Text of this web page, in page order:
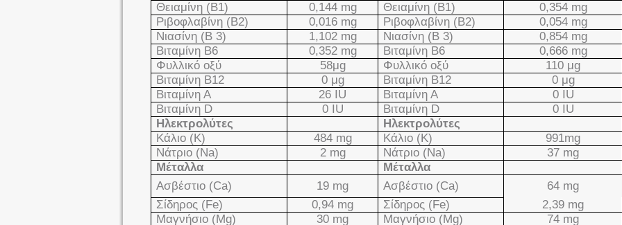
Θειαμίνη (Β1)
0,144mg Θειαμίνη (Β1) 0,354mg
Ριβοφλαβίνη (Β2)
0,016mg Ριβοφλαβίνη (Β2) 0,054 mg
Νιασίνη (Β 3)
1,102mg Νιασίνη (Β 3) 0,854mg
Βιταμίνη Β6
0,352mg Βιταμίνη Β6 0,666mg
Φυλλικό οξύ
58μg Φυλλικό οξύ 110 μg
Βιταμίνη Β12
0 μg Βιταμίνη Β12 0 μg
Βιταμίνη Α
26 IU Βιταμίνη Α 0 IU
Βιταμίνη D 0 IU Βιταμίνη D 0 IU
Ηλεκτρολύτες
Ηλεκτρολύτες
Κάλιο (K) 484 mg Κάλιο (K) 991mg
Νάτριο (Na) 2 mg Νάτριο (Na) 37 mg
Μέταλλα
Μέταλλα
Ασβέστιο (Ca) 19 mg Ασβέστιο (Ca) 64 mg
Σίδηρος (Fe) 0,94 mg Σίδηρος (Fe) 2,39 mg
Μαγνήσιο (Mg) 30 mg Μαγνήσιο (Mg) 74 mg